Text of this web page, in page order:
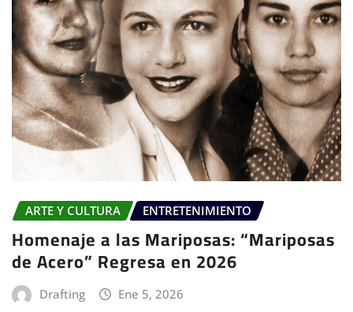
ARTE Y CULTURA ENTRETENIMIENTO
Homenaje a las Mariposas: “Mariposas
de Acero” Regresa en 2026
Drafting Ene 5, 2026